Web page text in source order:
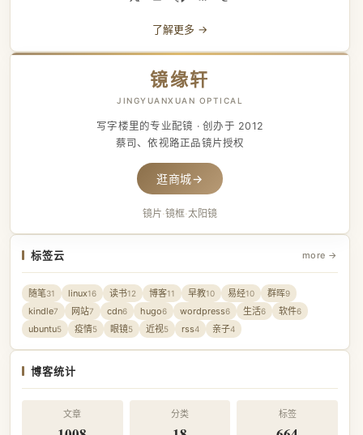
了解更多 →
镜缘轩
JINGYUANXUAN OPTICAL
写字楼里的专业配镜 · 创办于 2012
蔡司、依视路正品镜片授权
逛商城→
镜片·镜框·太阳镜
标签云 more →
随笔31 linux16 读书12 博客11 早教10 易经10 群晖9
kindle7 网站7 cdn6 hugo6 wordpress6 生活6 软件6
ubuntu5 疫情5 眼镜5 近视5 rss4 亲子4
博客统计
文章 分类 标签